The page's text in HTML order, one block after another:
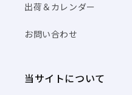
出荷＆カレンダー
お問い合わせ
当サイトについて